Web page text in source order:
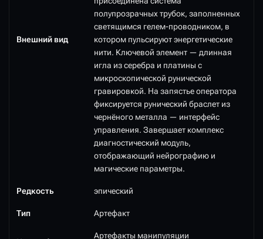
Внешний вид
полупрозрачных трубок, заполненных
светящимся гелем-проводником, в
котором пульсируют энергетические
нити. Ключевой элемент — длинная
игла из серебра и платины с
микроскопической рунической
гравировкой. На запястье оператора
фиксируется рунический браслет из
чернёного металла — интерфейс
управления. Завершает комплекс
диагностический модуль,
отображающий нейрографию и
магические параметры.
Редкость эпический
Тип Артефакт
Артефакты манипуляции